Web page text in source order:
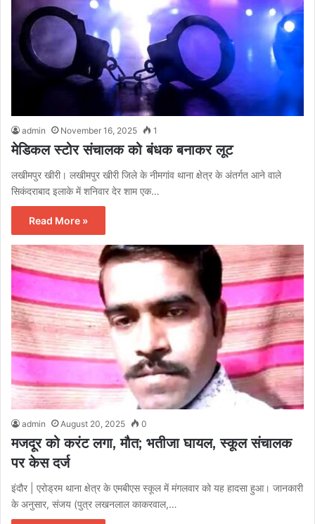
admin November 16, 2025 1
मेडिकल स्टोर संचालक को बंधक बनाकर लूट
लखीमपुर खीरी। लखीमपुर खीरी जिले के नीमगांव थाना क्षेत्र के अंतर्गत आने वाले
सिकंदराबाद इलाके में शनिवार देर शाम एक…
Read More »
admin August 20, 2025 0
मजदूर को करंट लगा, मौत; भतीजा घायल, स्कूल संचालक
पर केस दर्ज
इंदौर | एरोड्रम थाना क्षेत्र के एमबीएस स्कूल में मंगलवार को यह हादसा हुआ। जानकारी
के अनुसार, संजय (पुत्र लखनलाल काकरवाल,…